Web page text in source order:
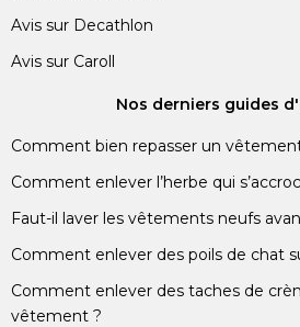
Avis sur Decathlon
Avis sur Caroll
Nos derniers guides
Comment bien repasser un
Comment enlever l’herbe qui
Faut-il laver les vêtements neufs
Comment enlever des poils de chat
Comment enlever des taches de
vêtement ?